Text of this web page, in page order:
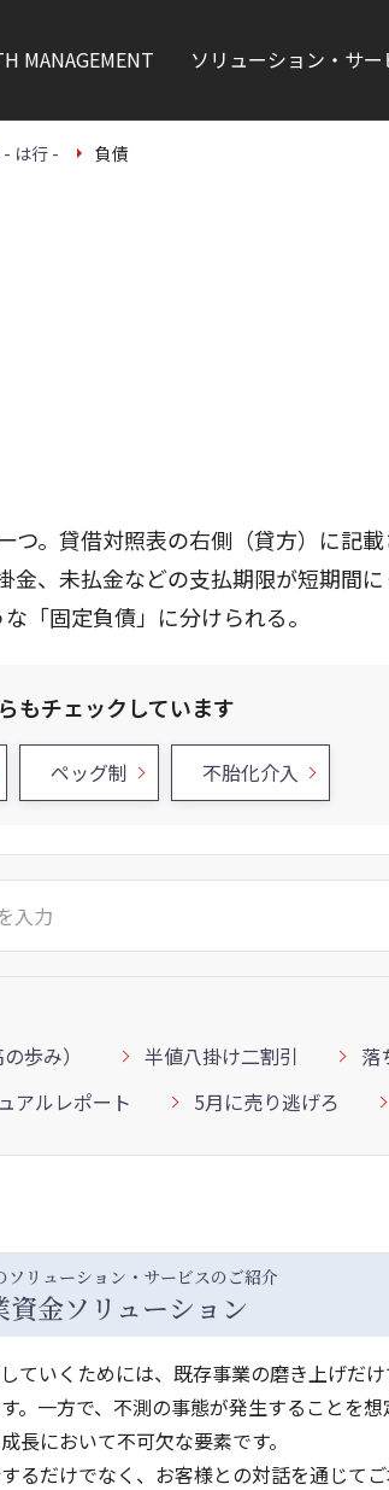
MANAGEMENT ソリューション・サー
は行 - 負債
つ。貸借対照表の右側（貸方）に記
金、未払金などの支払期限が短期間
「固定負債」に分けられる。
もチェックしています
ペッグ制 不胎化介入
歩み）
半値八掛け二割引
落
アルレポート 5月に売り逃げろ
ソリューション・サービスのご紹介
資金ソリューション
ていくためには、既存事業の磨き上げだ
。一方で、不測の事態が発生することを
長において不可欠な要素です。
るだけでなく、お客様との対話を通じて